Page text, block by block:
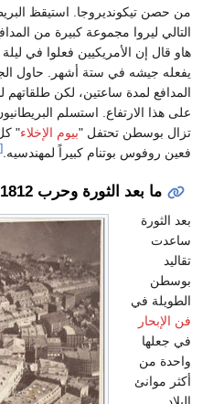
في صباح اليوم
يعتقد أن الجنرال
مما كان يمكن أن
إطلاق وابل من
مدافع المستعمرين
وأبحروا بعيدًا. لا
واشنطن بشدة،